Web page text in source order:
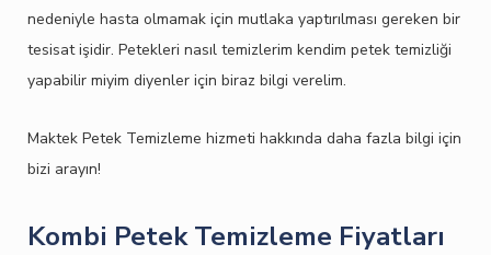
nedeniyle hasta olmamak için mutlaka yaptırılması gereken bir
tesisat işidir. Petekleri nasıl temizlerim kendim petek temizliği
yapabilir miyim diyenler için biraz bilgi verelim.
Maktek Petek Temizleme hizmeti hakkında daha fazla bilgi için
bizi arayın!
Kombi Petek Temizleme Fiyatları